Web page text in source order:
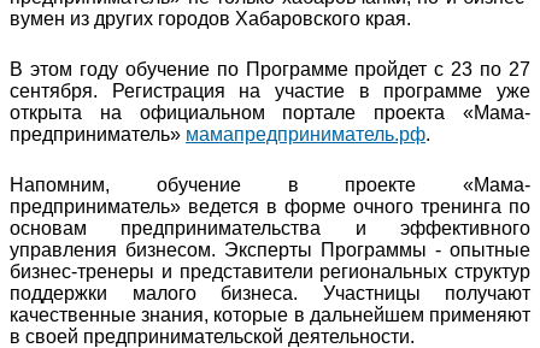
вумен из других городов Хабаровского края.
В этом году обучение по Программе пройдет с 23 по 27
сентября. Регистрация на участие в программе уже
открыта на официальном портале проекта «Мама-
предприниматель» мамапредприниматель.рф.
Напомним, обучение в проекте «Мама-
предприниматель» ведется в форме очного тренинга по
основам предпринимательства и эффективного
управления бизнесом. Эксперты Программы - опытные
бизнес-тренеры и представители региональных структур
поддержки малого бизнеса. Участницы получают
качественные знания, которые в дальнейшем применяют
в своей предпринимательской деятельности.